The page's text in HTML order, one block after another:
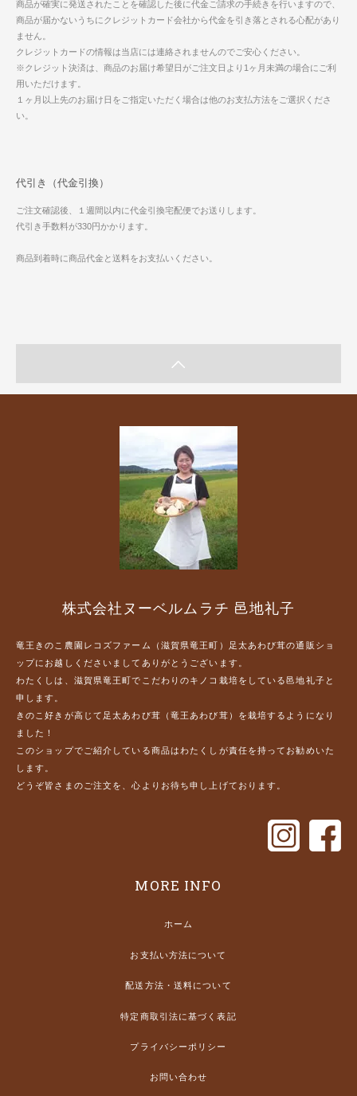
商品が確実に発送されたことを確認した後に代金ご請求の手続きを行いますので、
商品が届かないうちにクレジットカード会社から代金を引き落とされる心配があり
ません。
クレジットカードの情報は当店には連絡されませんのでご安心ください。
※クレジット決済は、商品のお届け希望日がご注文日より1ヶ月未満の場合にご利
用いただけます。
１ヶ月以上先のお届け日をご指定いただく場合は他のお支払方法をご選択くださ
い。
代引き（代金引換）
ご注文確認後、１週間以内に代金引換宅配便でお送りします。
代引き手数料が330円かかります。
商品到着時に商品代金と送料をお支払いください。
株式会社ヌーベルムラチ 邑地礼子
竜王きのこ農園レコズファーム（滋賀県竜王町）足太あわび茸の通販ショ
ップにお越しくださいましてありがとうございます。
わたくしは、滋賀県竜王町でこだわりのキノコ栽培をしている邑地礼子と
申します。
きのこ好きが高じて足太あわび茸（竜王あわび茸）を栽培するようになり
ました！
このショップでご紹介している商品はわたくしが責任を持ってお勧めいた
します。
どうぞ皆さまのご注文を、心よりお待ち申し上げております。
MORE INFO
ホーム
お支払い方法について
配送方法・送料について
特定商取引法に基づく表記
プライバシーポリシー
お問い合わせ